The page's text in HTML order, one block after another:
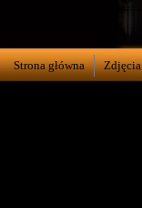
Strona główna Zdjęcia